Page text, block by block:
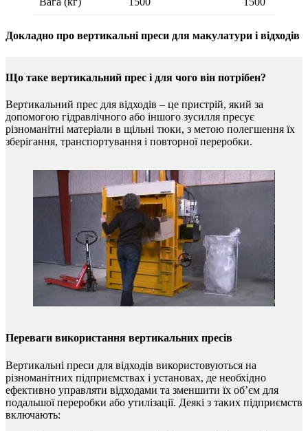
Докладно про вертикальні преси для макулатури і відходів
Що таке вертикальний прес і для чого він потрібен?
Вертикальний прес для відходів – це пристрій, який за
допомогою гідравлічного або іншого зусилля пресує
різноманітні матеріали в щільні тюки, з метою полегшення їх
зберігання, транспортування і повторної переробки.
Переваги використання вертикальних пресів
Вертикальні преси для відходів використовуються на
різноманітних підприємствах і установах, де необхідно
ефективно управляти відходами та зменшити їх об’єм для
подальшої переробки або утилізації. Деякі з таких підприємств
включають: